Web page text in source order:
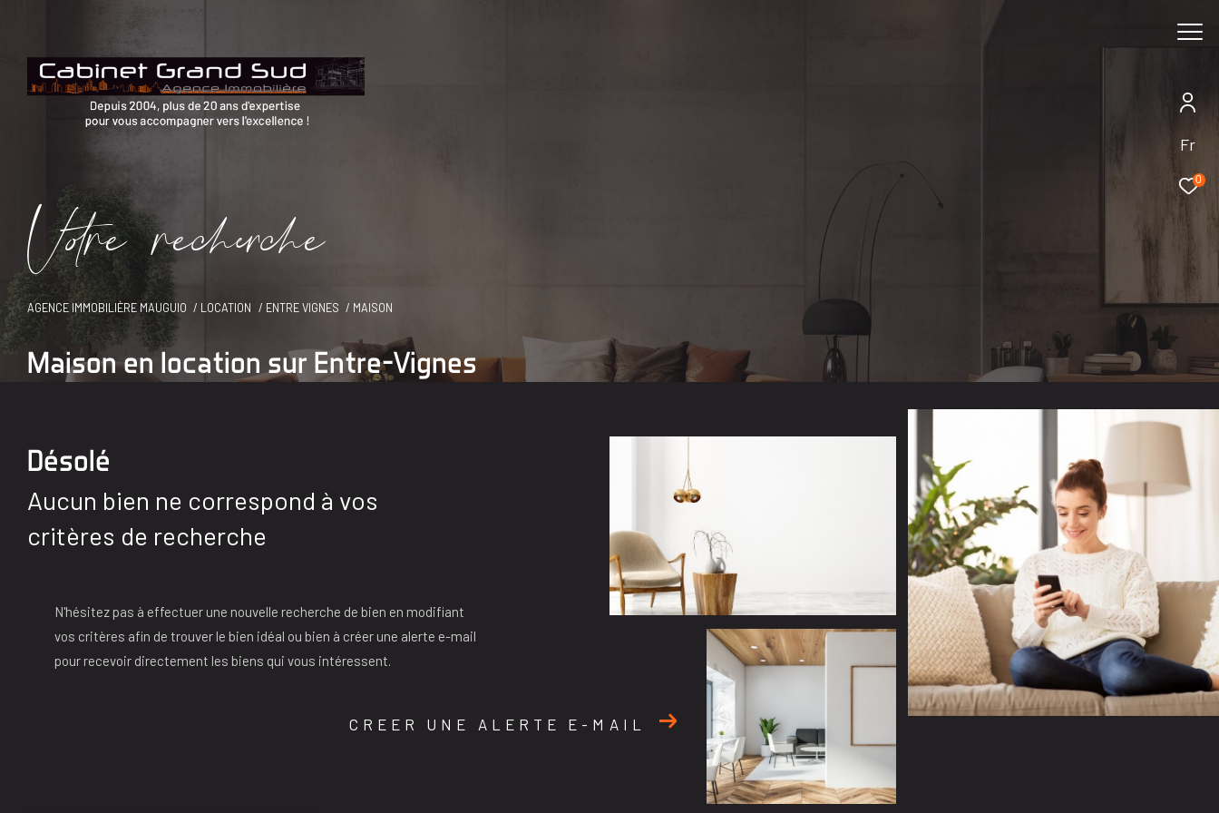
Fr
0
Vore recece
AGENCE IMMOBILIÈRE MAUGUIO LOCATION ENTRE VIGNES MAISON
Maison en location sur Entre-Vignes
Désolé
Aucun bien ne correspond à vos
critères de recherche
N'hésitez pas à effectuer une nouvelle recherche de bien en modifiant
vos critères afin de trouver le bien idéal ou bien à créer une alerte e-mail
pour recevoir directement les biens qui vous intéressent.
CREER UNE ALERTE E-MAIL